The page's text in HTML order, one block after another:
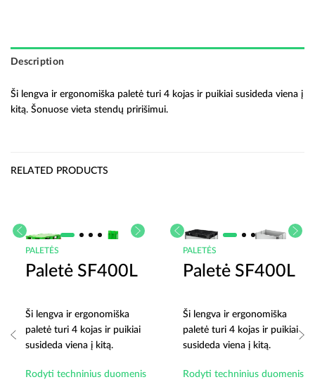
Description
Ši lengva ir ergonomiška paletė turi 4 kojas ir puikiai susideda viena į
kitą. Šonuose vieta stendų pririšimui.
RELATED PRODUCTS
PALETĖS
Paletė SF400L
Ši lengva ir ergonomiška
paletė turi 4 kojas ir puikiai
susideda viena į kitą.
Rodyti techninius duomenis
PALETĖS
Paletė SF400L
Ši lengva ir ergonomiška
paletė turi 4 kojas ir puikiai
susideda viena į kitą.
Rodyti techninius duomenis